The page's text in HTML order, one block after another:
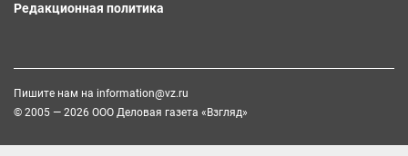
Редакционная политика
Пишите нам на information@vz.ru
© 2005 — 2026 ООО Деловая газета «Взгляд»